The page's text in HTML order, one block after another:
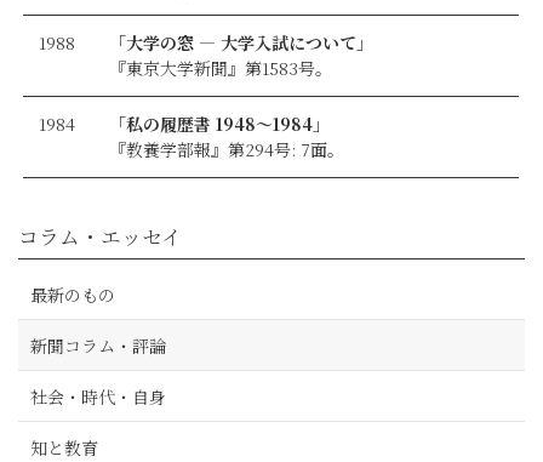
1988
「大学の窓 — 大学入試について」
『東京大学新聞』第1583号。
1984
「私の履歴書 1948〜1984」
『教養学部報』第294号: 7面。
コラム・エッセイ
最新のもの
新聞コラム・評論
社会・時代・自身
知と教育